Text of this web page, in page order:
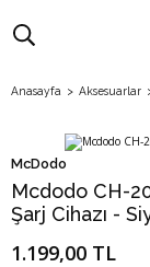
Anasayfa Aksesuarlar
McDodo
Mcdodo CH-
Şarj Cihazı -
1.199,00 TL